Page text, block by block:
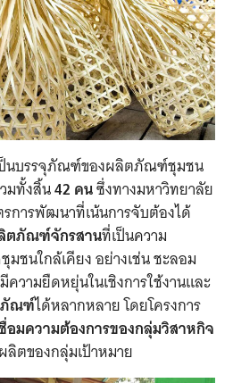
ป็นบรรจุภัณฑ์ของผลิตภัณฑ์ชุมชน
มทั้งสิ้น42 คนซึ่งทางมหาวิทยาลัย
ารพัฒนาที่เน้นการจับต้องได้
ตภัณฑ์จักรสานที่เป็นความ
ชนใกล้เคียง อย่างเช่น ชะลอม
วามยืดหยุ่นในเชิงการใช้งานและ
ภัณฑ์ได้หลากหลาย โดยโครงการ
อมความต้องการของกลุ่มวิสาหกิจ
ตของกลุ่มเป้าหมาย